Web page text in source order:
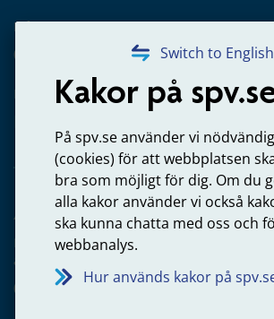
Switch to English
Kakor på
På spv.se använder vi
(cookies) för att webbplatsen
bra som möjligt för dig. Om du
alla kakor använder vi också
ska kunna chatta med oss och
webbanalys.
Hur används kakor på
Frågor om utbetalning
020-65 00 65
Kontakta oss
Arbetsgivare
Frågor om administration av
anställning
060-18 75 03